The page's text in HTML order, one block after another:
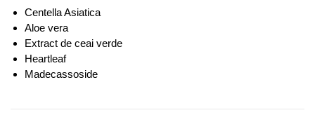
Centella Asiatica
Aloe vera
Extract de ceai verde
Heartleaf
Madecassoside